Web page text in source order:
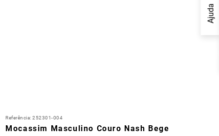
Ajuda
Referência:252301-004
Mocassim Masculino Couro Nash Bege